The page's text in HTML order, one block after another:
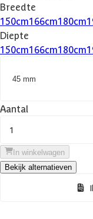
Breedte
150cm166cm180cm
Diepte
150cm166cm180cm
45 mm
Aantal
1
In winkelwagen
Bekijk alternatieven